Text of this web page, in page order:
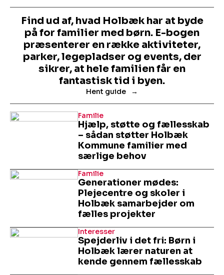
Find ud af, hvad Holbæk har at byde
på for familier med børn. E-bogen
præsenterer en række aktiviteter,
parker, legepladser og events, der
sikrer, at hele familien får en
fantastisk tid i byen.
Hent guide
Hjælp, støtte og fællesskab
– sådan støtter Holbæk
Kommune familier med
særlige behov
Familie
Generationer mødes:
Plejecentre og skoler i
Holbæk samarbejder om
fælles projekter
Familie
Spejderliv i det fri: Børn i
Holbæk lærer naturen at
kende gennem fællesskab
Interesser